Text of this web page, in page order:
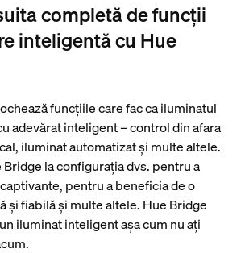
completă de funcții
inteligentă cu Hue
funcțiile care fac ca iluminatul
adevărat inteligent – control din afara
iluminat automatizat și multe altele.
la configurația dvs. pentru a
pentru a beneficia de o
și fiabilă și multe altele. Hue Bridge
iluminat inteligent așa cum nu ați